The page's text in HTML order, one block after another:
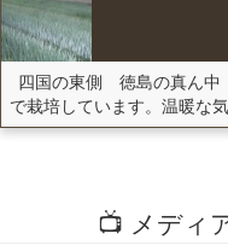
四国の東側 徳島の真ん
で栽培しています。温暖な
📺 メディ